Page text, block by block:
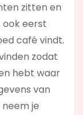
zitten en
eerst
café vindt.
zodat
hebt waar
van
je